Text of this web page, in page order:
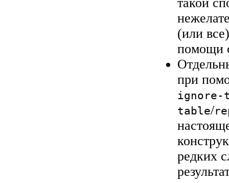
(или
помощи
при
ignore-
table/
редких